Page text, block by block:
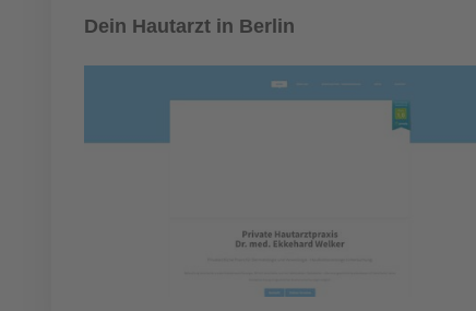
Dein Hautarzt in Berlin